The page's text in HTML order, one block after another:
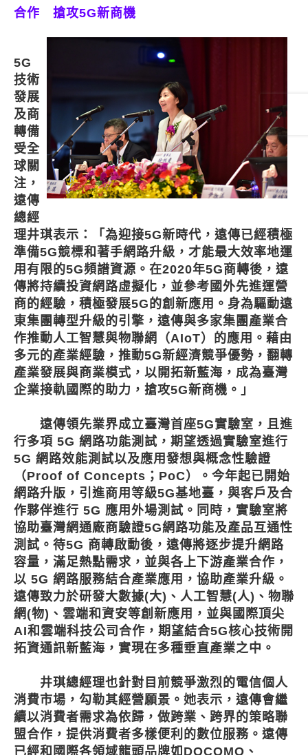
合作 搶攻5G新商機
5G
技術
發展
及商
轉備
受全
球關
注，
遠傳
總經
理井琪表示：「為迎接5G新時代，遠傳已經積極
準備5G競標和著手網路升級，才能最大效率地運
用有限的5G頻譜資源。在2020年5G商轉後，遠
傳將持續投資網路虛擬化，並參考國外先進運營
商的經驗，積極發展5G的創新應用。身為驅動遠
東集團轉型升級的引擎，遠傳與多家集團產業合
作推動人工智慧與物聯網（AIoT）的應用。藉由
多元的產業經驗，推動5G新經濟競爭優勢，翻轉
產業發展與商業模式，以開拓新藍海，成為臺灣
企業接軌國際的助力，搶攻5G新商機。」
遠傳領先業界成立臺灣首座5G實驗室，且進
行多項 5G 網路功能測試，期望透過實驗室進行
5G 網路效能測試以及應用發想與概念性驗證
（Proof of Concepts；PoC）。今年起已開始
網路升版，引進商用等級5G基地臺，與客戶及合
作夥伴進行 5G 應用外場測試。同時，實驗室將
協助臺灣網通廠商驗證5G網路功能及產品互通性
測試。待5G 商轉啟動後，遠傳將逐步提升網路
容量，滿足熱點需求，並與各上下游產業合作，
以 5G 網路服務結合產業應用，協助產業升級。
遠傳致力於研發大數據(大)、人工智慧(人)、物聯
網(物)、雲端和資安等創新應用，並與國際頂尖
AI和雲端科技公司合作，期望結合5G核心技術開
拓資通訊新藍海，實現在多種垂直產業之中。
井琪總經理也針對目前競爭激烈的電信個人
消費市場，勾勒其經營願景。她表示，遠傳會繼
續以消費者需求為依歸，做跨業、跨界的策略聯
盟合作，提供消費者多樣便利的數位服務。遠傳
已經和國際各領域龍頭品牌如DOCOMO、